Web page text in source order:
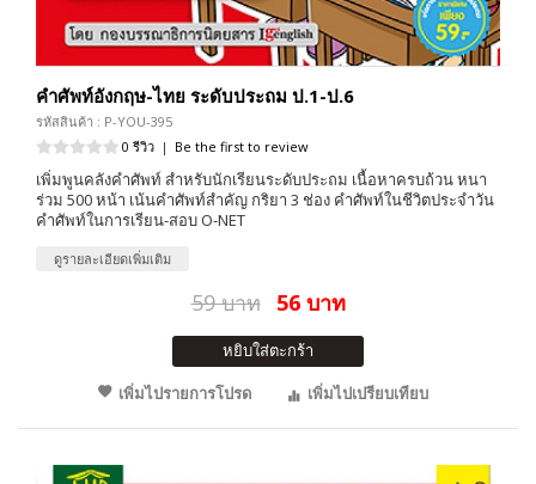
คำศัพท์อังกฤษ-ไทย ระดับประถม ป.1-ป.6
รหัสสินค้า : P-YOU-395
0 รีวิว | Be the first to review
เพิ่มพูนคลังคำศัพท์ สำหรับนักเรียนระดับประถม เนื้อหาครบถ้วน หนา
ร่วม 500 หน้า เน้นคำศัพท์สำคัญ กริยา 3 ช่อง คำศัพท์ในชีวิตประจำวัน
คำศัพท์ในการเรียน-สอบ O-NET
ดูรายละเอียดเพิ่มเติม
59 บาท 56 บาท
หยิบใส่ตะกร้า
เพิ่มไปรายการโปรด
เพิ่มไปเปรียบเทียบ